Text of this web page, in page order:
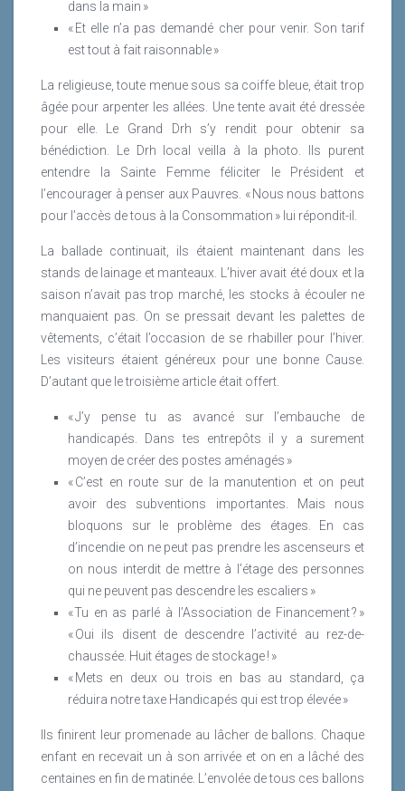
dans la main »
« Et elle n’a pas demandé cher pour venir. Son tarif
est tout à fait raisonnable »
La religieuse, toute menue sous sa coiffe bleue, était trop
âgée pour arpenter les allées. Une tente avait été dressée
pour elle. Le Grand Drh s’y rendit pour obtenir sa
bénédiction. Le Drh local veilla à la photo. Ils purent
entendre la Sainte Femme féliciter le Président et
l’encourager à penser aux Pauvres. « Nous nous battons
pour l’accès de tous à la Consommation » lui répondit-il.
La ballade continuait, ils étaient maintenant dans les
stands de lainage et manteaux. L’hiver avait été doux et la
saison n’avait pas trop marché, les stocks à écouler ne
manquaient pas. On se pressait devant les palettes de
vêtements, c’était l’occasion de se rhabiller pour l’hiver.
Les visiteurs étaient généreux pour une bonne Cause.
D’autant que le troisième article était offert.
« J’y pense tu as avancé sur l’embauche de
handicapés. Dans tes entrepôts il y a surement
moyen de créer des postes aménagés »
« C’est en route sur de la manutention et on peut
avoir des subventions importantes. Mais nous
bloquons sur le problème des étages. En cas
d’incendie on ne peut pas prendre les ascenseurs et
on nous interdit de mettre à l’étage des personnes
qui ne peuvent pas descendre les escaliers »
« Tu en as parlé à l’Association de Financement ? »
« Oui ils disent de descendre l’activité au rez-de-
chaussée. Huit étages de stockage ! »
« Mets en deux ou trois en bas au standard, ça
réduira notre taxe Handicapés qui est trop élevée »
Ils finirent leur promenade au lâcher de ballons. Chaque
enfant en recevait un à son arrivée et on en a lâché des
centaines en fin de matinée. L’envolée de tous ces ballons